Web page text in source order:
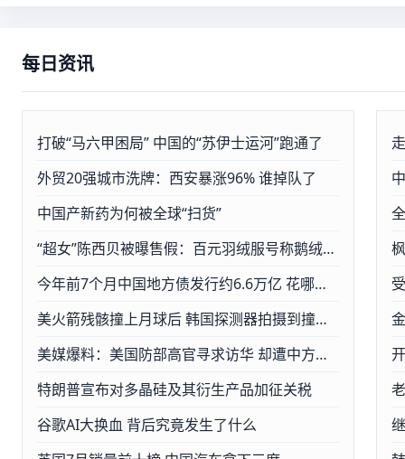
每日资讯
打破“马六甲困局” 中国的“苏伊士运河”跑通了
外贸20强城市洗牌：西安暴涨96% 谁掉队了
中国产新药为何被全球“扫货”
“超女”陈西贝被曝售假：百元羽绒服号称鹅绒实为廉价飞丝
今年前7个月中国地方债发行约6.6万亿 花哪儿了
美火箭残骸撞上月球后 韩国探测器拍摄到撞击点图像
美媒爆料：美国防部高官寻求访华 却遭中方冷遇
特朗普宣布对多晶硅及其衍生产品加征关税
谷歌AI大换血 背后究竟发生了什么